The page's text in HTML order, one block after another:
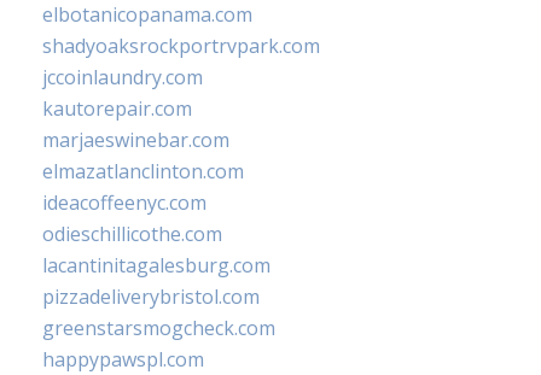
elbotanicopanama.com
shadyoaksrockportrvpark.com
jccoinlaundry.com
kautorepair.com
marjaeswinebar.com
elmazatlanclinton.com
ideacoffeenyc.com
odieschillicothe.com
lacantinitagalesburg.com
pizzadeliverybristol.com
greenstarsmogcheck.com
happypawspl.com